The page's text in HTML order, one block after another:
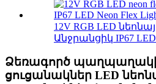
12V RGB LED
Անջրանցիկ IP67 LED
Ձեռագործ պաղպաղակի
ցուցանակներ LED